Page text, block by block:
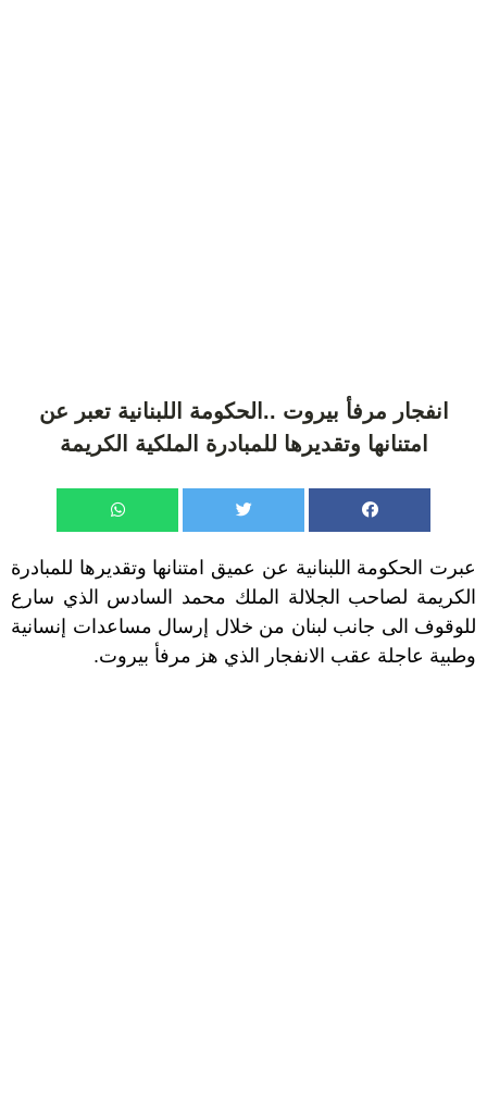
انفجار مرفأ بيروت ..الحكومة اللبنانية تعبر عن
امتنانها وتقديرها للمبادرة الملكية الكريمة
عبرت الحكومة اللبنانية عن عميق امتنانها وتقديرها للمبادرة
الكريمة لصاحب الجلالة الملك محمد السادس الذي سارع
للوقوف الى جانب لبنان من خلال إرسال مساعدات إنسانية
وطبية عاجلة عقب الانفجار الذي هز مرفأ بيروت.